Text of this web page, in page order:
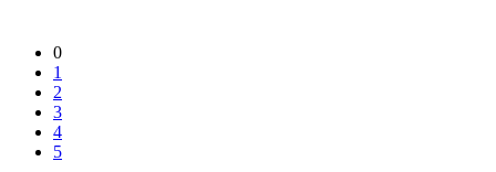
0
1
2
3
4
5